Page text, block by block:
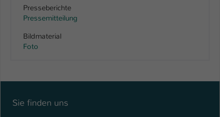
Presseberichte
Pressemitteilung
Bildmaterial
Foto
Sie finden uns